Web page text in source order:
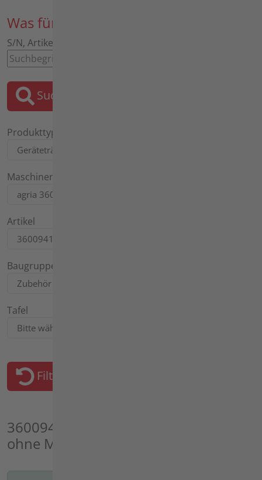
Was für ein Ersatzteil suchen Sie?
S/N, Artikel, Bezeichnung, Motor, Tafel
Suchen
Produkttyp
Maschinentyp
Artikel
Baugruppe
Tafel
Filter zurücksetzen
3600941 - agria 3600 BM comfort
ohne Mähantrieb, Zubehör